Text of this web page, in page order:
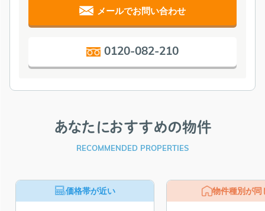
メールでお問い合わせ
0120-082-210
あなたにおすすめの物件
RECOMMENDED PROPERTIES
価格帯が近い 物件種別が同